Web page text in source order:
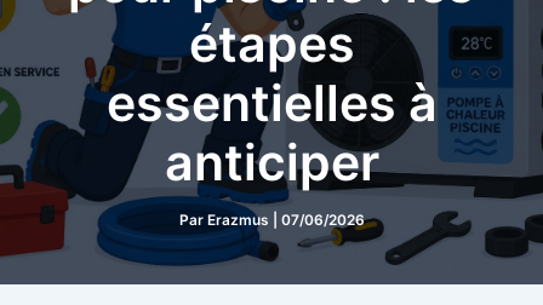
étapes
essentielles à
anticiper
Par Erazmus 07/06/2026